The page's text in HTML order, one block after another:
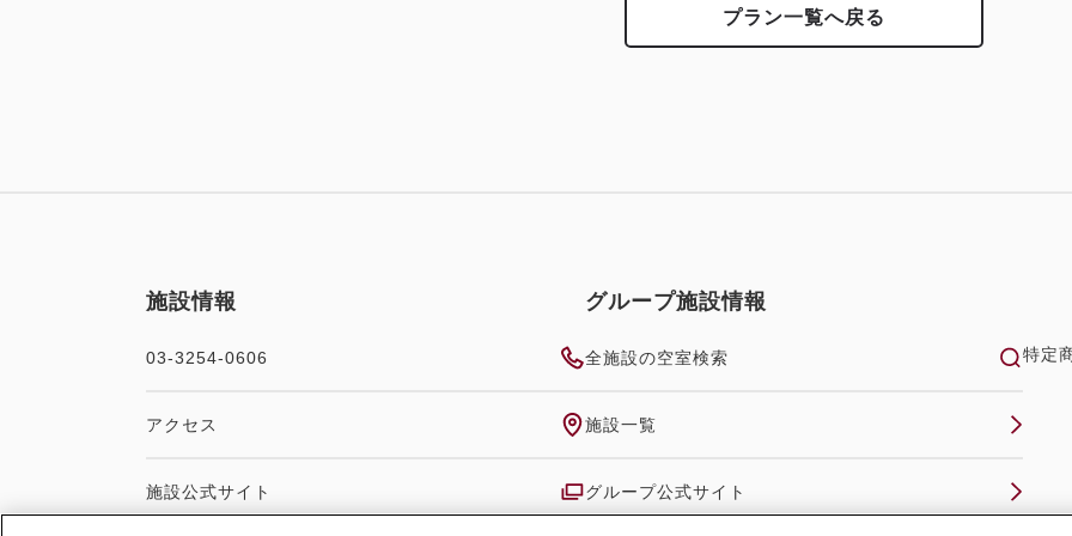
プラン一覧へ戻る
施設情報
03-3254-0606
アクセス
施設公式サイト
グループ施設情報
全施設の空室検索
施設一覧
グループ公式サイト
特定